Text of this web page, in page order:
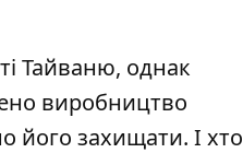
Тайваню, однак
виробництво
його захищати. І хто